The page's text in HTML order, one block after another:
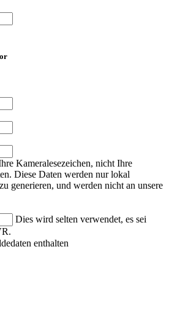
Kameralesezeichen, nicht Ihre
Diese Daten werden nur lokal
generieren, und werden nicht an unsere
Dies wird selten verwendet, es sei
enthalten